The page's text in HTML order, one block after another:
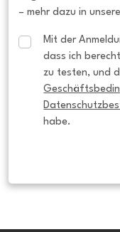
– mehr dazu in
Mit der
dass ich
zu testen, und
habe.